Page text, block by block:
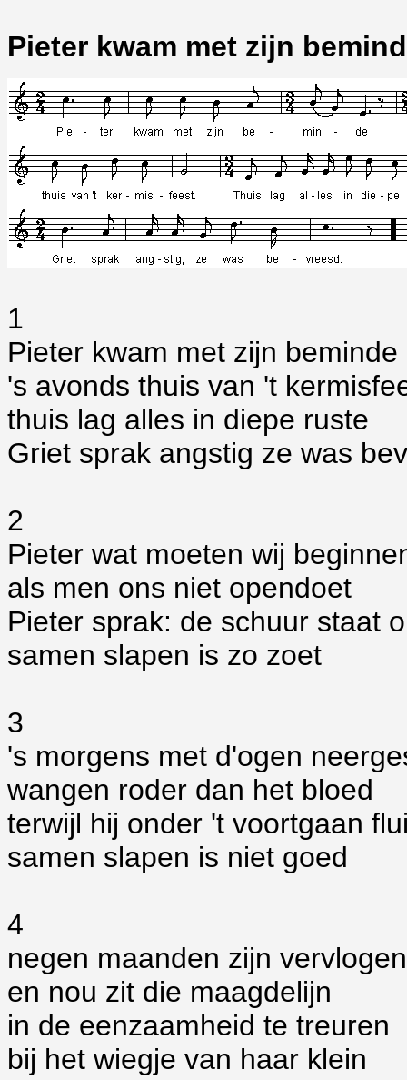
Pieter kwam met zijn
1
Pieter kwam met zijn beminde
's avonds thuis van 't
thuis lag alles in diepe ruste
Griet sprak angstig ze was
2
Pieter wat moeten wij
als men ons niet opendoet
Pieter sprak: de schuur staat
samen slapen is zo zoet
3
's morgens met d'ogen
wangen roder dan het bloed
terwijl hij onder 't voortgaan
samen slapen is niet goed
4
negen maanden zijn vervlogen
en nou zit die maagdelijn
in de eenzaamheid te treuren
bij het wiegje van haar klein